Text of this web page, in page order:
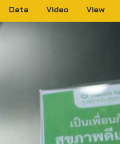
Data Video View